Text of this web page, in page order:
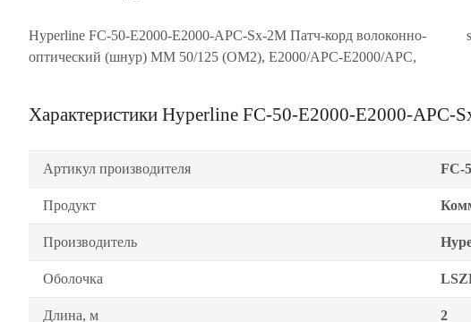
Hyperline FC-50-E2000-E2000-APC-Sx-2M Патч-корд волоконно-
оптический (шнур) MM 50/125 (OM2), E2000/APC-E2000/APC,
Характеристики Hyperline FC-50-E2000-E2000-APC-
Артикул производителя FC-
Продукт
Производитель
Оболочка
Длина, м 2